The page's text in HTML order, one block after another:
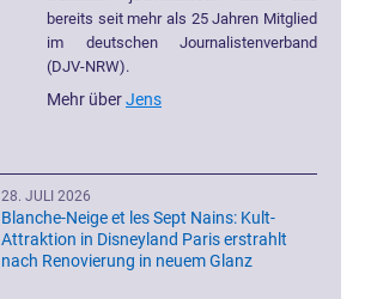
bereits seit mehr als 25 Jahren Mitglied
im deutschen Journalistenverband
(DJV-NRW).
Mehr überJens
28. JULI 2026
Blanche-Neige et les Sept Nains: Kult-
Attraktion in Disneyland Paris erstrahlt
nach Renovierung in neuem Glanz